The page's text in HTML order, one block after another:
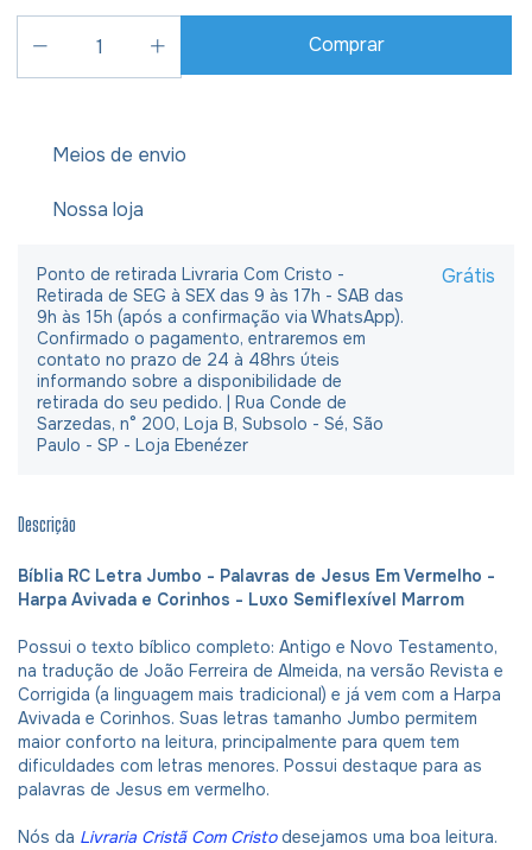
Meios de envio
Nossa loja
Ponto de retirada Livraria Com Cristo -
Retirada de SEG à SEX das 9 às 17h - SAB das
9h às 15h (após a confirmação via WhatsApp).
Confirmado o pagamento, entraremos em
contato no prazo de 24 à 48hrs úteis
informando sobre a disponibilidade de
retirada do seu pedido. | Rua Conde de
Sarzedas, n° 200, Loja B, Subsolo - Sé, São
Paulo - SP - Loja Ebenézer
Grátis
Descrição
Bíblia RC Letra Jumbo - Palavras de Jesus Em Vermelho -
Harpa Avivada e Corinhos - Luxo Semiflexível Marrom
Possui o texto bíblico completo: Antigo e Novo Testamento,
na tradução de João Ferreira de Almeida, na versão Revista e
Corrigida (a linguagem mais tradicional) e já vem com a Harpa
Avivada e Corinhos. Suas letras tamanho Jumbo permitem
maior conforto na leitura, principalmente para quem tem
dificuldades com letras menores. Possui destaque para as
palavras de Jesus em vermelho.
Nós da Livraria Cristã Com Cristo desejamos uma boa leitura.